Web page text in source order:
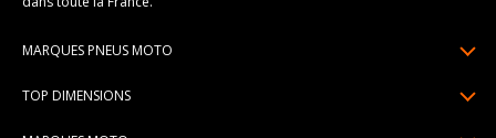
MARQUES PNEUS MOTO
TOP DIMENSIONS